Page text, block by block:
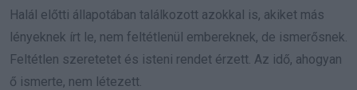
Halál előtti állapotában találkozott azokkal is, akiket más
lényeknek írt le, nem feltétlenül embereknek, de ismerősnek.
Feltétlen szeretetet és isteni rendet érzett. Az idő, ahogyan
ő ismerte, nem létezett.